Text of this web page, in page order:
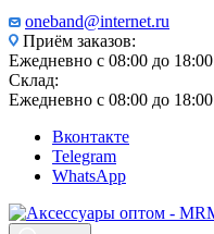
oneband@internet.ru
Приём заказов:
Ежедневно с 08:00 до 18:00
Склад:
Ежедневно с 08:00 до 18:00
Вконтакте
Telegram
WhatsApp